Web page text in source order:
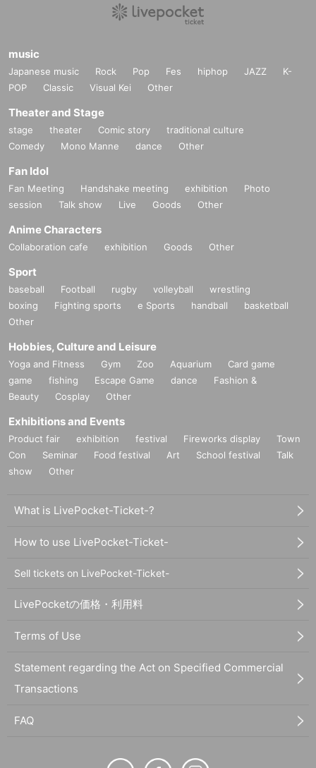
music
Japanese music Rock Pop Fes hiphop JAZZ
K-
POP
Classic Visual Kei Other
Theater and Stage
stage theater Comic story
traditional culture
Comedy
Mono Manne dance Other
Fan Idol
Fan Meeting Handshake meeting exhibition
Photo
session
Talk show Live Goods Other
Anime Characters
Collaboration cafe exhibition Goods Other
Sport
baseball Football rugby volleyball
wrestling
boxing
Fighting sports e Sports handball
basketball
Other
Hobbies, Culture and Leisure
Yoga and Fitness Gym Zoo Aquarium
Card game
game
fishing Escape Game dance
Fashion &
Beauty
Cosplay Other
Exhibitions and Events
Product fair exhibition festival Fireworks display
Town
Con
Seminar Food festival Art School festival
Talk
show
Other
What is LivePocket-Ticket-?
How to use LivePocket-Ticket-
Sell tickets on LivePocket-Ticket-
LivePocketの価格・利用料
Terms of Use
Statement regarding the Act on Specified Commercial
Transactions
FAQ